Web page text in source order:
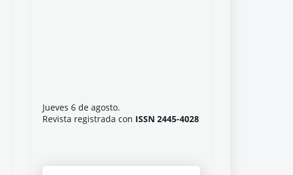
Jueves 6 de agosto.
Revista registrada con ISSN 2445-4028